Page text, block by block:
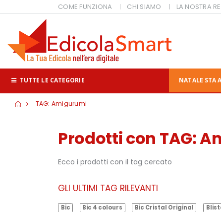
COME FUNZIONA CHI SIAMO LA NOSTRA
TUTTE LE CATEGORIE NATALE STA
TAG: Amigurumi
Prodotti con TAG:
Ecco i prodotti con il tag cercato
GLI ULTIMI TAG RILEVANTI
Bic Bic 4 colours Bic Cristal Original